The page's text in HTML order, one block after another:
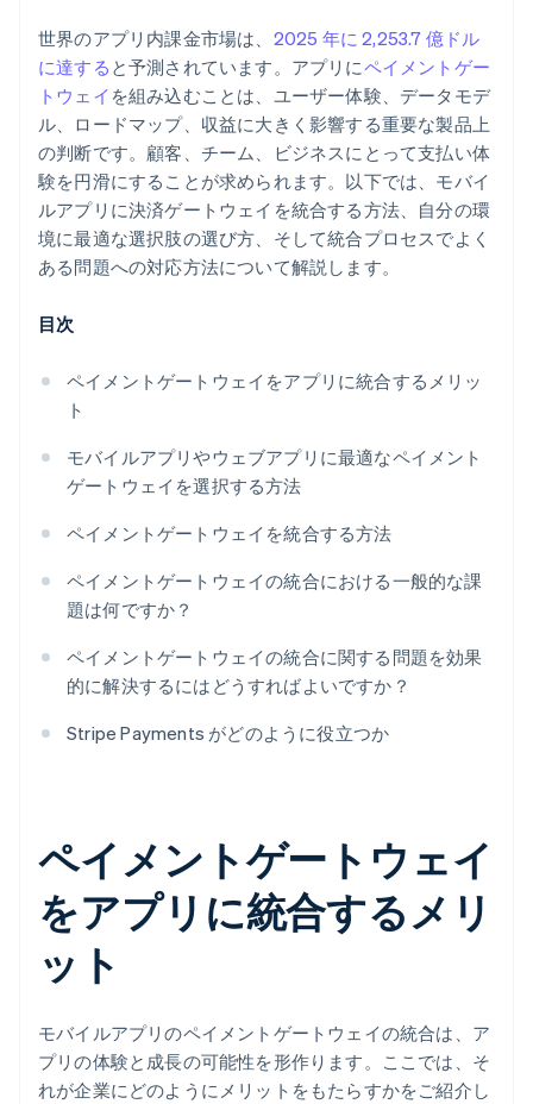
ゲートウェイアカウントを設定する
導入方法を選択する
フロントエンドを導入する
バックエンドフローの管理
Webhook を設定する
すべてをテストする
本番環境へ移行
アラートとモニターを使用する
エスカレーションすべきタイミングを知る
世界のアプリ内課金市場は、 2025 年に 2,253.7 億ドル
に達する と予測されています。アプリにペイメントゲー
トウェイ を組み込むことは、ユーザー体験、データモデ
ル、ロードマップ、収益に大きく影響する重要な製品上
の判断です。顧客、チーム、ビジネスにとって支払い体
験を円滑にすることが求められます。以下では、モバイ
ルアプリに決済ゲートウェイを統合する方法、自分の環
境に最適な選択肢の選び方、そして統合プロセスでよく
ある問題への対応方法について解説します。
目次
ペイメントゲートウェイをアプリに統合するメリッ
ト
モバイルアプリやウェブアプリに最適なペイメント
ゲートウェイを選択する方法
ペイメントゲートウェイを統合する方法
ペイメントゲートウェイの統合における一般的な課
題は何ですか？
ペイメントゲートウェイの統合に関する問題を効果
的に解決するにはどうすればよいですか？
Stripe Payments がどのように役立つか
ペイメントゲートウェイ
をアプリに統合するメリ
ット
モバイルアプリのペイメントゲートウェイの統合は、ア
プリの体験と成長の可能性を形作ります。ここでは、そ
れが企業にどのようにメリットをもたらすかをご紹介し